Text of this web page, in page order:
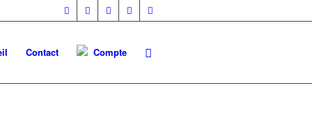
Contact Compte